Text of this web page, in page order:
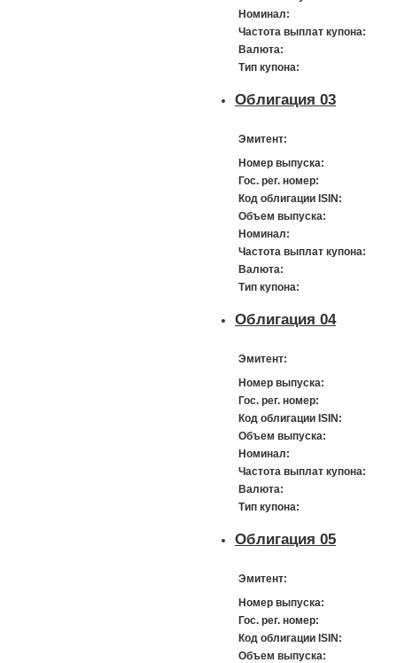
Номинал:
Частота выплат купона:
Валюта:
Тип купона:
Облигация 03
Эмитент:
Номер выпуска:
Гос. рег. номер:
Код облигации ISIN:
Объем выпуска:
Номинал:
Частота выплат купона:
Валюта:
Тип купона:
Облигация 04
Эмитент:
Номер выпуска:
Гос. рег. номер:
Код облигации ISIN:
Объем выпуска:
Номинал:
Частота выплат купона:
Валюта:
Тип купона:
Облигация 05
Эмитент:
Номер выпуска:
Гос. рег. номер:
Код облигации ISIN:
Объем выпуска: